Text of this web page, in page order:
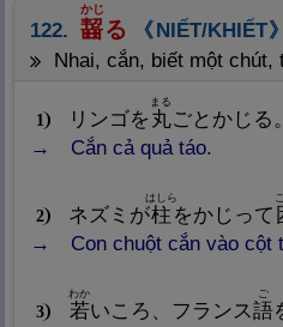
122. 齧
かじ
る
NIẾT/KHIẾT
nhai, cắn, biết một
1 リンゴを 丸
mỹ, viên, vo lại
まる
ごとかじる。
Cắn cả quả táo.
2 ネズミが柱
はしら
をかじって
Con chuột cắn vào cột
3 若
わか
いころ、フランス語
ご